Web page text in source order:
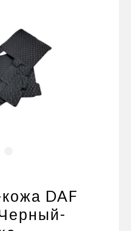
и
DAF